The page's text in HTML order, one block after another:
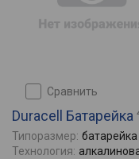
сравнить
Duracell Батарейка
Типоразмер:
Технология: